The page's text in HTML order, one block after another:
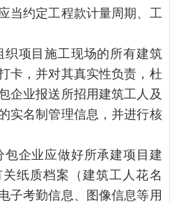
当约定工程款计量周期、工
织项目施工现场的所有建筑
卡，并对其真实性负责，杜
企业报送所招用建筑工人及
实名制管理信息，并进行核
包企业应做好所承建项目建
纸质档案（建筑工人花名
子考勤信息、图像信息等用